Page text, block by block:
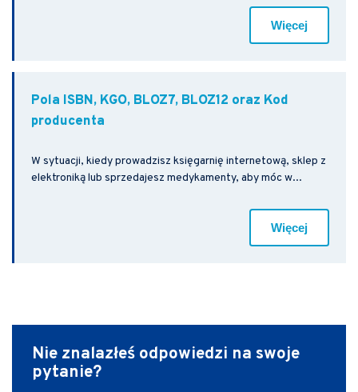
Więcej
Pola ISBN, KGO, BLOZ7, BLOZ12 oraz Kod
producenta
W sytuacji, kiedy prowadzisz księgarnię internetową, sklep z
elektroniką lub sprzedajesz medykamenty, aby móc w...
Więcej
Nie znalazłeś odpowiedzi na swoje
pytanie?